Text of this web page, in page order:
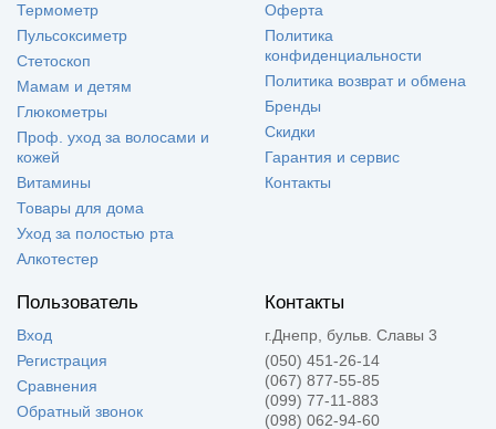
Термометр
Пульсоксиметр
Стетоскоп
Мамам и детям
Глюкометры
Проф. уход за волосами и
кожей
Витамины
Товары для дома
Уход за полостью рта
Алкотестер
Оферта
Политика
конфиденциальности
Политика возврат и обмена
Бренды
Скидки
Гарантия и сервис
Контакты
Пользователь
Вход
Регистрация
Сравнения
Обратный звонок
Контакты
г.Днепр, бульв. Славы 3
(050) 451-26-14
(067) 877-55-85
(099) 77-11-883
(098) 062-94-60